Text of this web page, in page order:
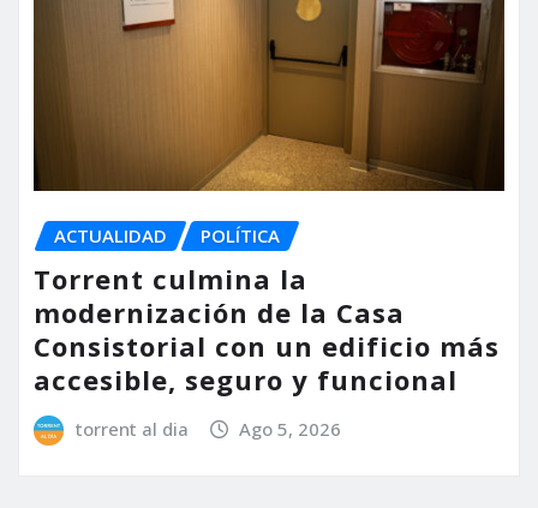
ACTUALIDAD POLÍTICA
Torrent culmina la
modernización de la Casa
Consistorial con un edificio más
accesible, seguro y funcional
torrent al dia Ago 5, 2026